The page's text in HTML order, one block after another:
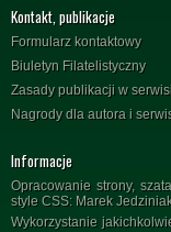
Kontakt, publikacje
Formularz kontaktowy
Biuletyn Filatelistyczny
Zasady publikacji w
Nagrody dla autora i
Informacje
Opracowanie strony,
style CSS: Marek
Wykorzystanie